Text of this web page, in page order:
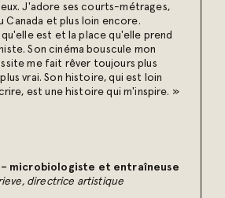
J'adore ses courts-métrages,
Canada et plus loin encore.
est et la place qu'elle prend
Son cinéma bouscule mon
me fait rêver toujours plus
vrai. Son histoire, qui est loin
est une histoire qui m'inspire. »
– microbiologiste et entraîneuse
directrice artistique